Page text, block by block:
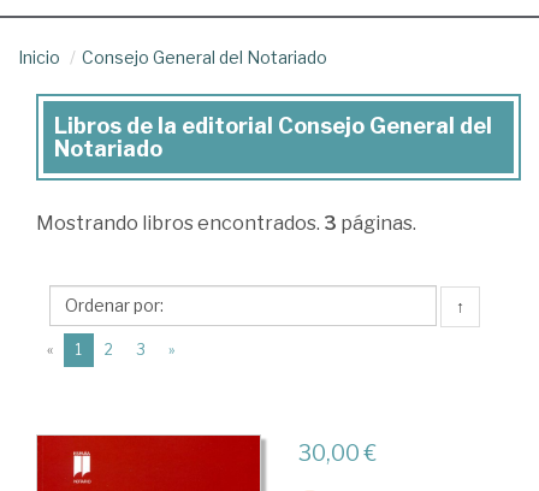
Inicio Consejo General del Notariado
Libros
de
la
Consejo
General
del
Libros de la editorial Consejo General del
Notariado
Mostrando libros encontrados. 3 páginas.
↑
« 1 (current)
2 3 »
30,00 €